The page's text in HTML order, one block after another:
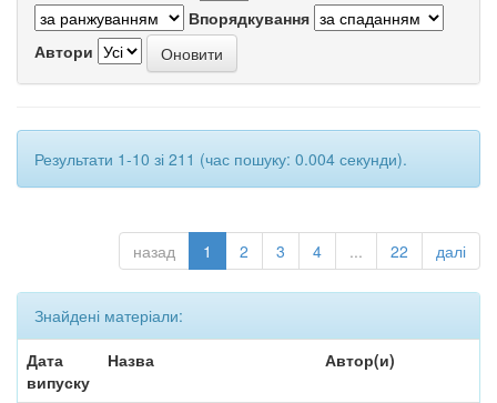
Впорядкування
Автори
Результати 1-10 зі 211 (час пошуку: 0.004 секунди).
назад 1 2 3 4 ... 22 далі
Знайдені матеріали:
Дата
випуску
Назва Автор(и)